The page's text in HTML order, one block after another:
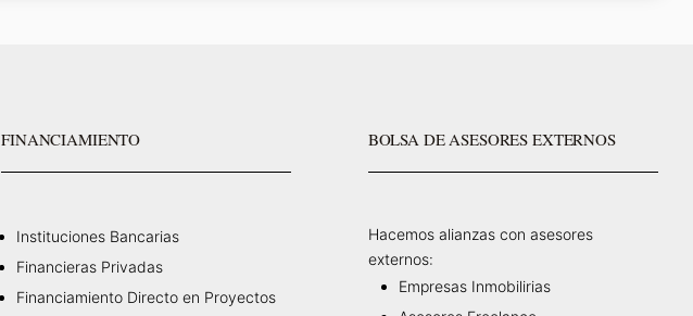
FINANCIAMIENTO
Instituciones Bancarias
Financieras Privadas
Financiamiento Directo en Proyectos
BOLSA DE ASESORES EXTERNOS
Hacemos alianzas con asesores
externos:
Empresas Inmobilirias